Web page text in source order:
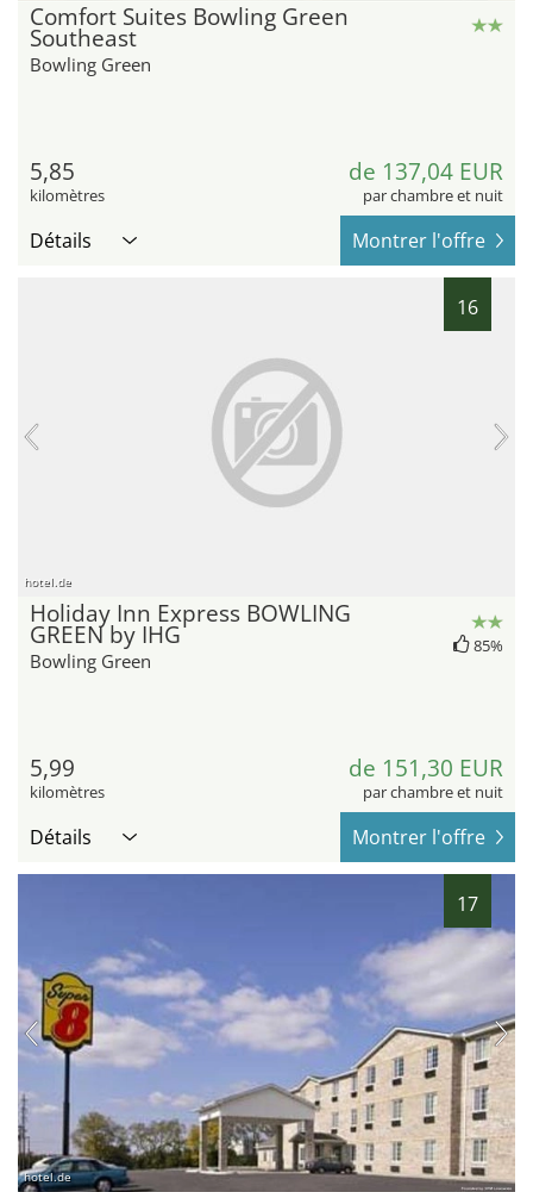
Comfort Suites Bowling Green
Southeast
Bowling Green
5,85
kilomètres
de 137,04 EUR
par chambre et nuit
Détails Montrer l'offre
16
hotel.de
Holiday Inn Express BOWLING
GREEN by IHG
Bowling Green
85%
5,99
kilomètres
de 151,30 EUR
par chambre et nuit
Détails Montrer l'offre
17
hotel.de